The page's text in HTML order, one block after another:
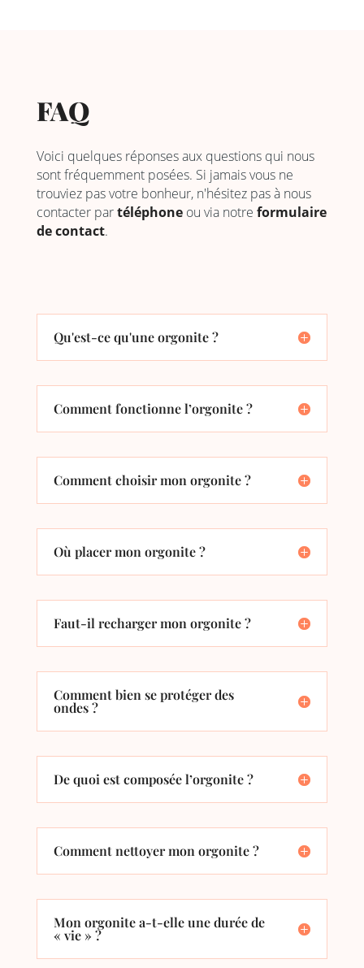
FAQ
Voici quelques réponses aux questions qui nous
sont fréquemment posées. Si jamais vous ne
trouviez pas votre bonheur, n'hésitez pas à nous
contacter partéléphoneou via notre formulaire
de contact.
Qu'est-ce qu'une orgonite ?
Comment fonctionne l’orgonite ?
Comment choisir mon orgonite ?
Où placer mon orgonite ?
Faut-il recharger mon orgonite ?
Comment bien se protéger des
ondes ?
De quoi est composée l’orgonite ?
Comment nettoyer mon orgonite ?
Mon orgonite a-t-elle une durée de
« vie » ?